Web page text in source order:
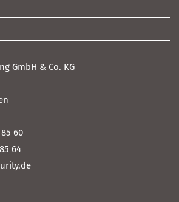
GmbH & Co. KG
60
64